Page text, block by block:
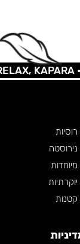
KAPARA •
רוסיות
נירוסטה
מיוחדות
קטנות